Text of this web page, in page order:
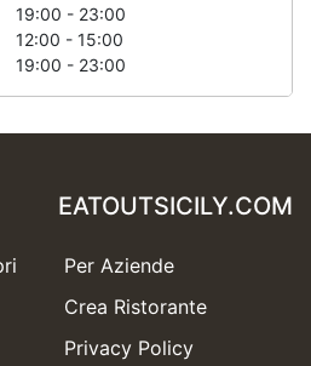
19:00 - 23:00
12:00 - 15:00
19:00 - 23:00
EATOUTSICILY.COM
Per Aziende
Crea Ristorante
Privacy Policy